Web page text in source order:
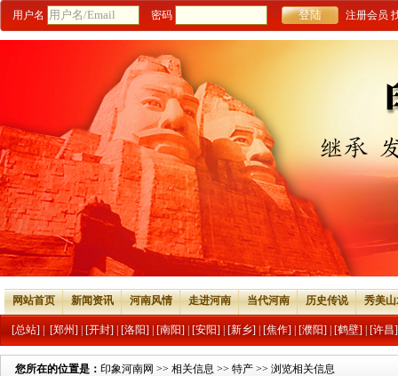
用户名 密码 注册会员
网站首页 新闻资讯 河南风情 走进河南 当代河南 历史传说 秀美
[总站] [郑州] [开封] [洛阳] [南阳] [安阳] [新乡] [焦作] [濮阳] [鹤壁] [许昌]
您所在的位置是： 印象河南网 >> 相关信息 >> 特产 >> 浏览相关信息